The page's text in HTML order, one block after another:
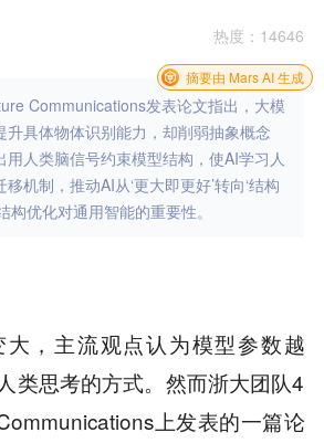
热度 ： 14646
Communications发表论文指出，大模
升具体物体识别能力，却削弱抽象概念
人类脑信号约束模型结构，使AI学习人
机制，推动AI从‘更大即更好’转向‘结构
构优化对通用智能的重要性。
摘要由 Mars AI 生成
，主流观点认为模型参数越
类思考的方式。然而浙大团队4
上发表的一篇论